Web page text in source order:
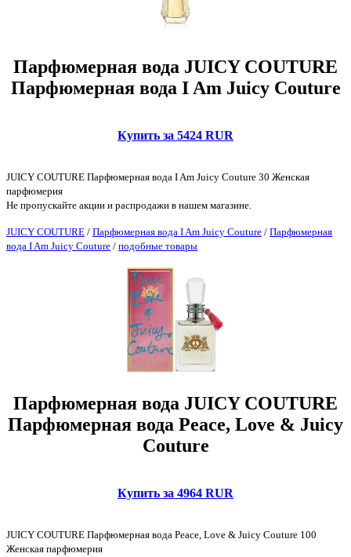
Парфюмерная вода JUICY COUTURE
Парфюмерная вода I Am Juicy Couture
Купить за 5424 RUR
JUICY COUTURE Парфюмерная вода I Am Juicy Couture 30 Женская
парфюмерия
Не пропускайте акции и распродажи в нашем магазине.
JUICY COUTURE / Парфюмерная вода I Am Juicy Couture / Парфюмерная
вода I Am Juicy Couture / подобные товары
Парфюмерная вода JUICY COUTURE
Парфюмерная вода Peace, Love & Juicy
Couture
Купить за 4964 RUR
JUICY COUTURE Парфюмерная вода Peace, Love & Juicy Couture 100
Женская парфюмерия